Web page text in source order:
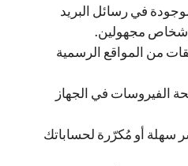
في رسائل البريد
أشخاص مجهولين.
من المواقع الرسمية
الفيروسات في الجهاز
سهلة أو مُكرّرة لحساباتك